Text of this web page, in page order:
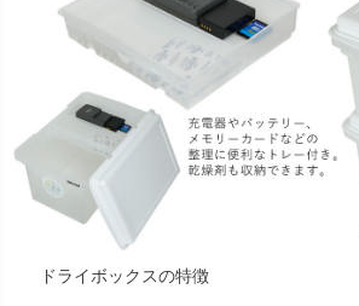
ドライボックスの特徴